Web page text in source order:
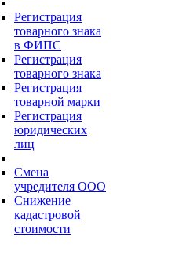
Регистрация
товарного знака
в ФИПС
Регистрация
товарного знака
Регистрация
товарной марки
Регистрация
юридических
лиц
Смена
учредителя ООО
Снижение
кадастровой
стоимости